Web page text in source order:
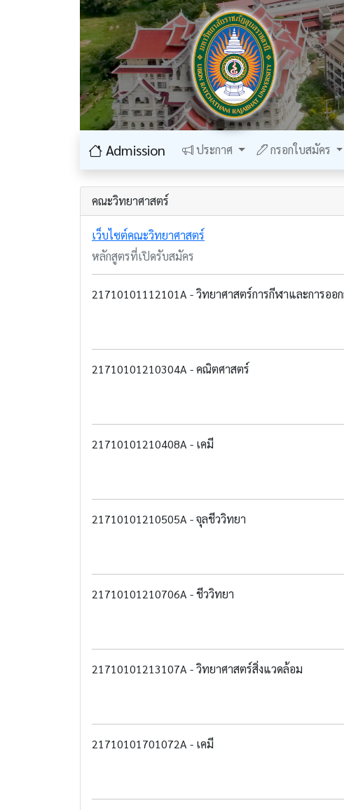
Admission ประกาศ กรอกใบสมัคร
คณะวิทยาศาสตร์
เว็บไซต์คณะวิทยาศาสตร์
หลักสูตรที่เปิดรับสมัคร
21710101112101A - วิทยาศาสตร์การกีฬาและการออก
21710101210304A - คณิตศาสตร์
21710101210408A - เคมี
21710101210505A - จุลชีววิทยา
21710101210706A - ชีววิทยา
21710101213107A - วิทยาศาสตร์สิ่งแวดล้อม
21710101701072A - เคมี